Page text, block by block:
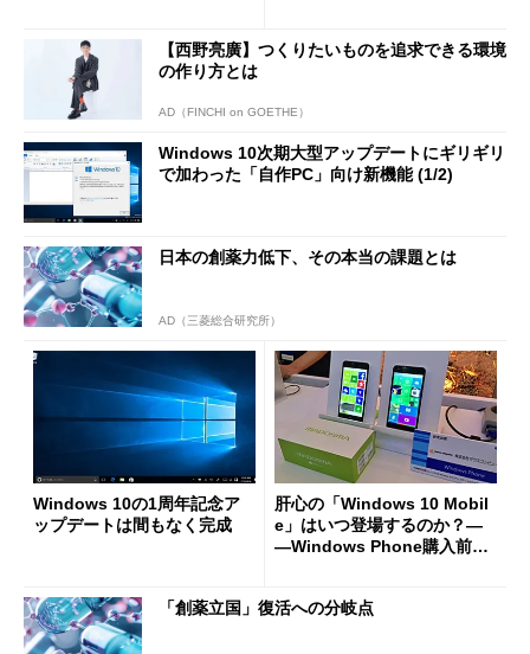
【西野亮廣】つくりたいものを追求できる環境
の作り方とは
AD（FINCHI on GOETHE）
Windows 10次期大型アップデートにギリギリ
で加わった「自作PC」向け新機能 (1/2)
日本の創薬力低下、その本当の課題とは
AD（三菱総合研究所）
Windows 10の1周年記念ア
ップデートは間もなく完成
肝心の「Windows 10 Mobil
e」はいつ登場するのか？―
―Windows Phone購入前に
「創薬立国」復活への分岐点